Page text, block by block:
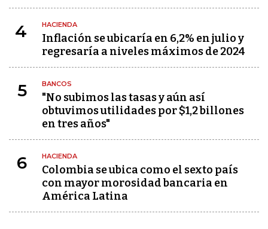
4 HACIENDA
Inflación se ubicaría en 6,2% en julio y
regresaría a niveles máximos de 2024
5 BANCOS
"No subimos las tasas y aún así
obtuvimos utilidades por $1,2 billones
en tres años"
6 HACIENDA
Colombia se ubica como el sexto país
con mayor morosidad bancaria en
América Latina